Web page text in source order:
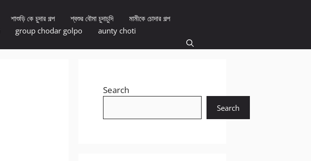
শাশুড়ি কে চুদার গল্প শ্বশুর বৌমা চুদাচুদি
মামীকে চোদার গল্প
group chodar golpo aunty choti
Search
Search